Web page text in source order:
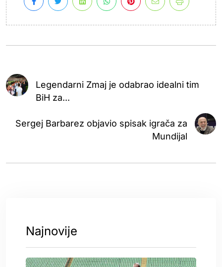
Legendarni Zmaj je odabrao idealni tim
BiH za...
Sergej Barbarez objavio spisak igrača za
Mundijal
Najnovije